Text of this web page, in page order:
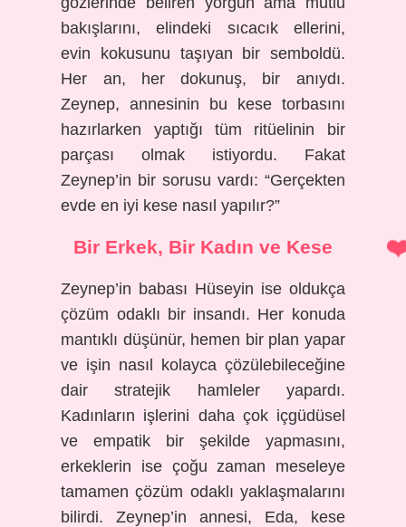
bakışlarını, elindeki sıcacık ellerini,
evin kokusunu taşıyan bir semboldü.
Her an, her dokunuş, bir anıydı.
Zeynep, annesinin bu kese torbasını
hazırlarken yaptığı tüm ritüelinin bir
parçası olmak istiyordu. Fakat
Zeynep’in bir sorusu vardı: “Gerçekten
evde en iyi kese nasıl yapılır?”
Bir Erkek, Bir Kadın ve Kese
Zeynep’in babası Hüseyin ise oldukça
çözüm odaklı bir insandı. Her konuda
mantıklı düşünür, hemen bir plan yapar
ve işin nasıl kolayca çözülebileceğine
dair stratejik hamleler yapardı.
Kadınların işlerini daha çok içgüdüsel
ve empatik bir şekilde yapmasını,
erkeklerin ise çoğu zaman meseleye
tamamen çözüm odaklı yaklaşmalarını
bilirdi. Zeynep’in annesi, Eda, kese